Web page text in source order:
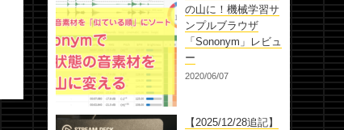
の山に！機械学習サ
ンプルブラウザ
「Sononym」レビュ
ー
2020/06/07
【2025/12/28追記】